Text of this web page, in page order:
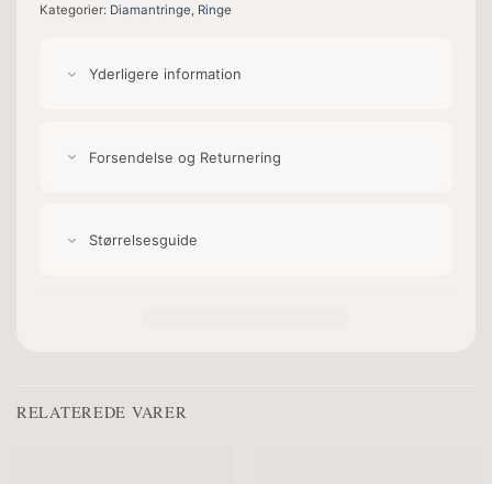
Kategorier: Diamantringe, Ringe
Yderligere information
Forsendelse og Returnering
Størrelsesguide
RELATEREDE VARER